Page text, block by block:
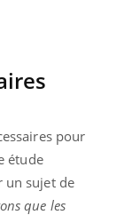
pour
étude
un sujet de
que les